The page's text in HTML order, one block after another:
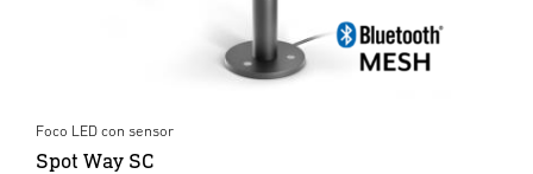
Foco LED con sensor
Spot Way SC